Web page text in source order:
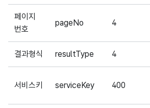
페이지
번호
pageNo 4
결과형식 resultType 4
서비스키 serviceKey 400